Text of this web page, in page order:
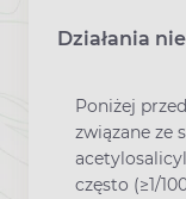
Działania
Poniżej
związane ze
często (≥1/